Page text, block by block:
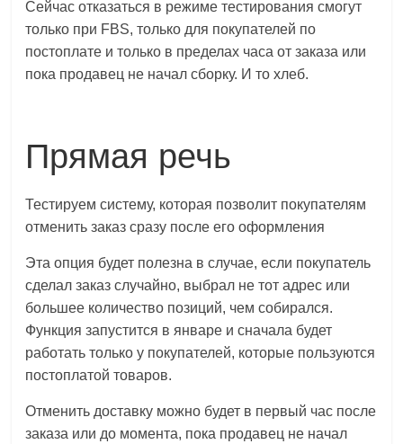
логистике,
технологиях,
соцсетях.
Нам
знать
как
меняет
жизнь
людей
обсудить
эти
изменения
читателем.
Сейчас отказаться в режиме тестирования смогут
только при FBS, только для покупателей по
постоплате и только в пределах часа от заказа или
пока продавец не начал сборку. И то хлеб.
Прямая речь
Тестируем систему, которая позволит покупателям
отменить заказ сразу после его оформления
Эта опция будет полезна в случае, если покупатель
сделал заказ случайно, выбрал не тот адрес или
большее количество позиций, чем собирался.
Функция запустится в январе и сначала будет
работать только у покупателей, которые пользуются
постоплатой товаров.
Отменить доставку можно будет в первый час после
заказа или до момента, пока продавец не начал